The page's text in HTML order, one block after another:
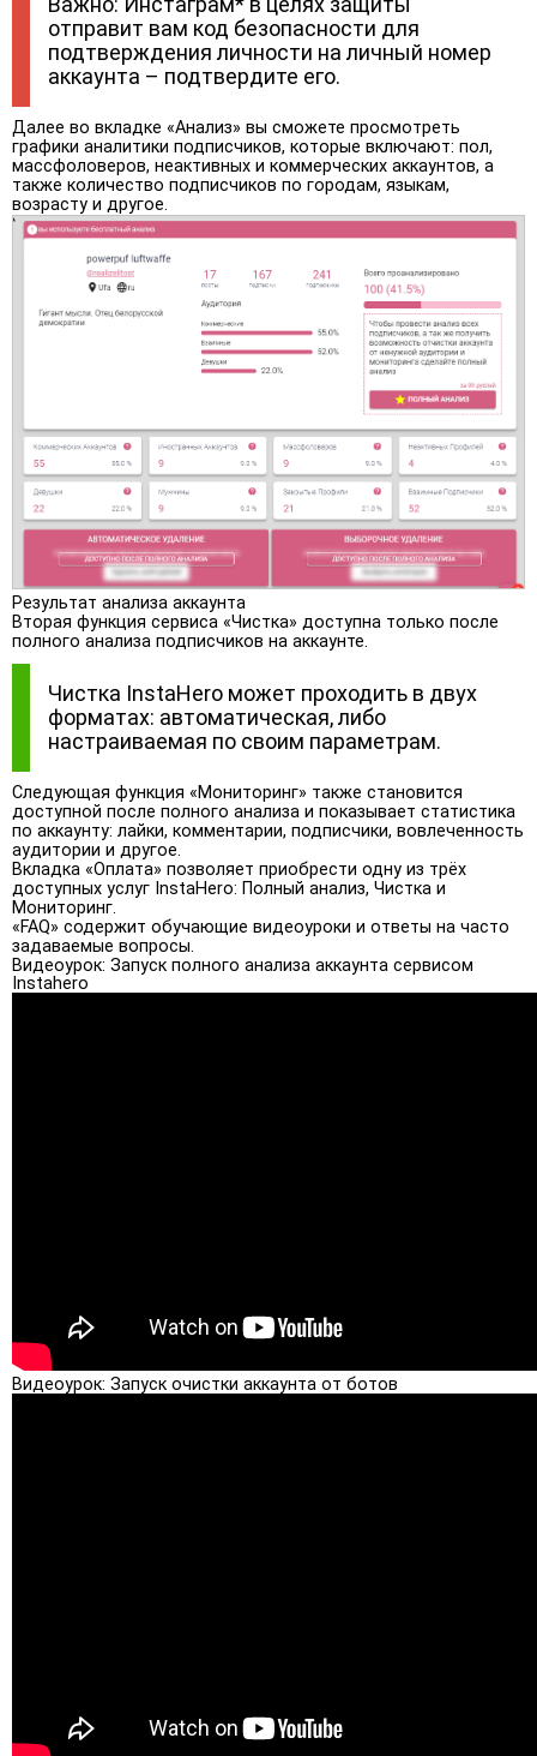
отправит вам код безопасности для
подтверждения личности на личный номер
аккаунта – подтвердите его.
Далее во вкладке «Анализ» вы сможете просмотреть
графики аналитики подписчиков, которые включают: пол,
массфоловеров, неактивных и коммерческих аккаунтов, а
также количество подписчиков по городам, языкам,
возрасту и другое.
Результат анализа аккаунта
Вторая функция сервиса «Чистка» доступна только после
полного анализа подписчиков на аккаунте.
Чистка InstaHero может проходить в двух
форматах: автоматическая, либо
настраиваемая по своим параметрам.
Следующая функция «Мониторинг» также становится
доступной после полного анализа и показывает статистика
по аккаунту: лайки, комментарии, подписчики, вовлеченность
аудитории и другое.
Вкладка «Оплата» позволяет приобрести одну из трёх
доступных услуг InstaHero: Полный анализ, Чистка и
Мониторинг.
«FAQ» содержит обучающие видеоуроки и ответы на часто
задаваемые вопросы.
Видеоурок: Запуск полного анализа аккаунта сервисом
Instahero
Видеоурок: Запуск очистки аккаунта от ботов